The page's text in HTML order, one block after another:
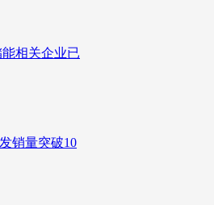
相关企业已
销量突破10